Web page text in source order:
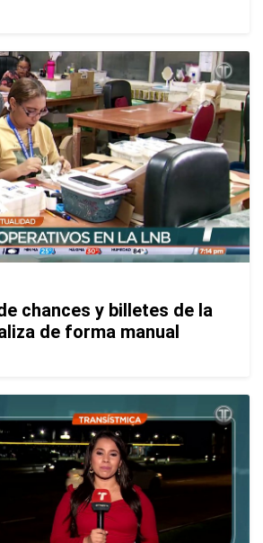
chances y billetes de la
de forma manual